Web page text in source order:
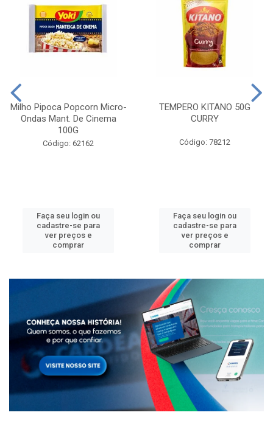
Milho Pipoca Popcorn Micro-
Ondas Mant. De Cinema
100G
Código: 62162
Faça seu login ou
cadastre-se para
ver preços e
comprar
TEMPERO KITANO 50G
CURRY
Código: 78212
Faça seu login ou
cadastre-se para
ver preços e
comprar